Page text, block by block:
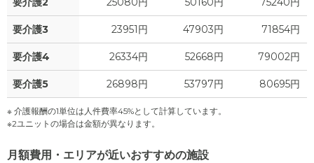
要介護3 23951円 47903円 71854円
要介護4 26334円 52668円 79002円
要介護5 26898円 53797円 80695円
※ 介護報酬の1単位は人件費率45%として計算しています。
※2ユニットの場合は金額が異なります。
月額費用・エリアが近いおすすめの施設